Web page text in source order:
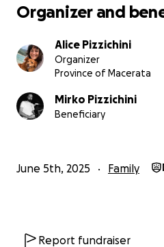
Organizer and
Alice Pizzichini
Organizer
Province of Macerata
Mirko Pizzichini
Beneficiary
June 5th, 2025 Family
Report fundraiser